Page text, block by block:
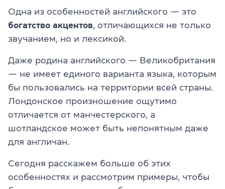
Одна из особенностей английского — это
богатство акцентов , отличающихся не только
звучанием, но и лексикой.
Даже родина английского — Великобритания
— не имеет единого варианта языка, которым
бы пользовались на территории всей страны.
Лондонское произношение ощутимо
отличается от манчестерского, а
шотландское может быть непонятным даже
для англичан.
Сегодня расскажем больше об этих
особенностях и рассмотрим примеры, чтобы